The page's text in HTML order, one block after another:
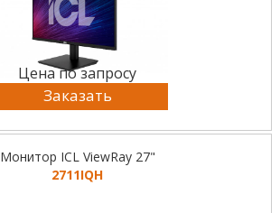
Цена по запросу
Заказать
Монитор ICL ViewRay 27"
2711IQH